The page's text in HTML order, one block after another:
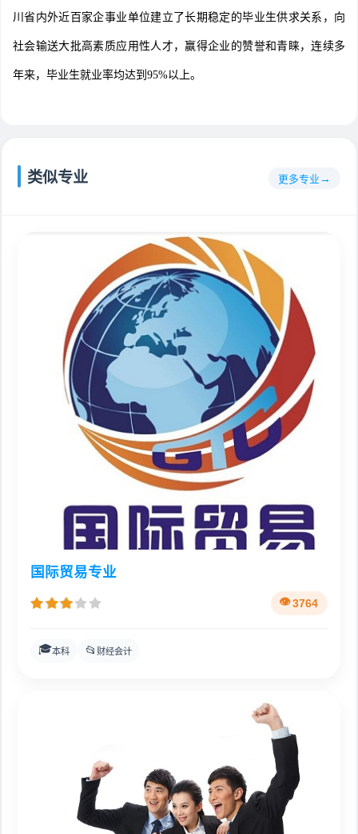
川省内外近百家企事业单位建立了长期稳定的毕业生供求关系，向
社会输送大批高素质应用性人才，赢得企业的赞誉和青睐，连续多
年来，毕业生就业率均达到95%以上。
类似专业 更多专业
国际贸易专业
3764
🎓本科 📂 财经会计